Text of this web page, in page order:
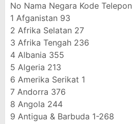
No Nama Negara Kode Telepon
1 Afganistan 93
2 Afrika Selatan 27
3 Afrika Tengah 236
4 Albania 355
5 Algeria 213
6 Amerika Serikat 1
7 Andorra 376
8 Angola 244
9 Antigua & Barbuda 1-268